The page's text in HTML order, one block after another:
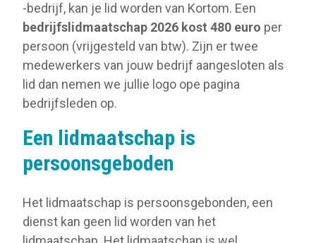
-bedrijf, kan je lid worden van Kortom. Een
bedrijfslidmaatschap 2026 kost 480 euro per
persoon (vrijgesteld van btw). Zijn er twee
medewerkers van jouw bedrijf aangesloten als
lid dan nemen we jullie logo ope pagina
bedrijfsleden op.
Een lidmaatschap is
persoonsgeboden
Het lidmaatschap is persoonsgebonden, een
dienst kan geen lid worden van het